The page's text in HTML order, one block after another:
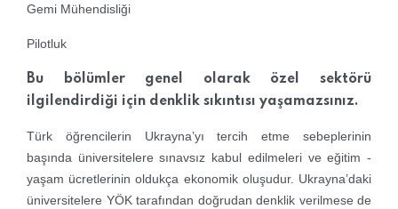
Gemi Mühendisliği
Pilotluk
Bu bölümler genel olarak özel sektörü
ilgilendirdiği için denklik sıkıntısı yaşamazsınız.
Türk öğrencilerin Ukrayna’yı tercih etme sebeplerinin
başında üniversitelere sınavsız kabul edilmeleri ve eğitim -
yaşam ücretlerinin oldukça ekonomik oluşudur. Ukrayna’daki
üniversitelere YÖK tarafından doğrudan denklik verilmese de